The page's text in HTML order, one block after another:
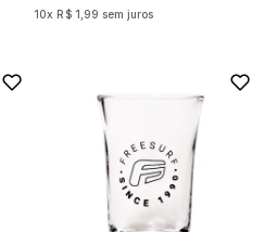
10x R$ 1,99 sem juros